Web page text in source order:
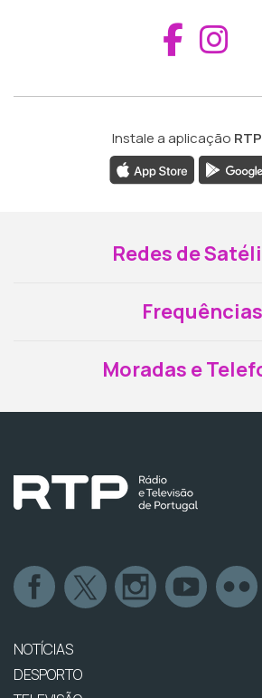
Instale a aplicação
Redes de
Frequências
Moradas e
NOTÍCIAS
DESPORTO